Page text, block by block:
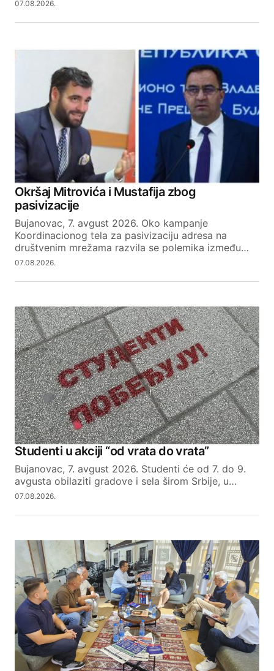
07.08.2026.
Okršaj Mitrovića i Mustafija zbog
pasivizacije
Bujanovac, 7. avgust 2026. Oko kampanje
Koordinacionog tela za pasivizaciju adresa na
društvenim mrežama razvila se polemika između…
07.08.2026.
Studenti u akciji “od vrata do vrata”
Bujanovac, 7. avgust 2026. Studenti će od 7. do 9.
avgusta obilaziti gradove i sela širom Srbije, u…
07.08.2026.